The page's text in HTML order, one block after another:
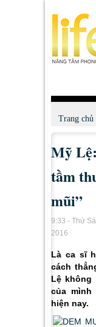
Trang chủ
Theo
Mỹ
tầm
mũi”
9:33 - Thứ
2016
Là ca sĩ
cách
Lệ không
của mình
hiện nay.